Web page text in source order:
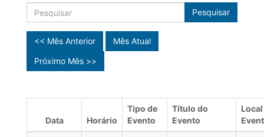
Pesquisar
<< Mês Anterior
Mês Atual
Próximo Mês >>
Data Horário
Tipo de
Evento
Título do
Evento